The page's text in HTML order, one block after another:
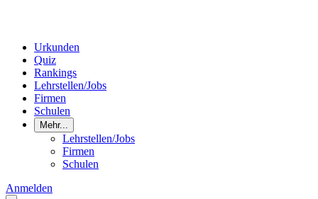
Urkunden
Quiz
Rankings
Lehrstellen/Jobs
Firmen
Schulen
Mehr...
Lehrstellen/Jobs
Firmen
Schulen
Anmelden